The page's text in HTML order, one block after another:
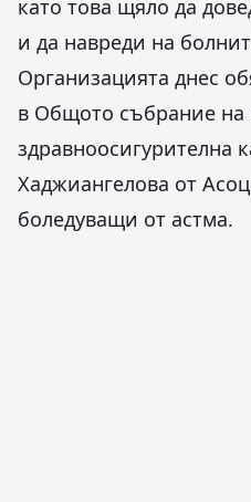
като това щяло да
и да навреди на
Организацията днес
в Общото събрание на
здравноосигурителна
Хаджиангелова от
боледуващи от астма.